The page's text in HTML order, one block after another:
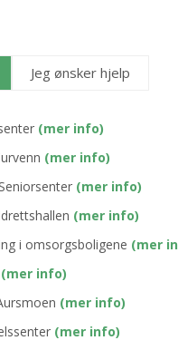
Jeg ønsker hjelp
(mer info)
(mer info)
(mer info)
(mer info)
i omsorgsboligene (mer
(mer info)
(mer info)
(mer info)